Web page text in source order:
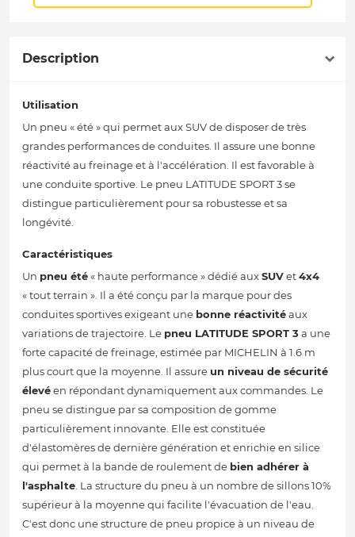
Description
Utilisation
Un pneu « été » qui permet aux SUV de disposer de très
grandes performances de conduites. Il assure une bonne
réactivité au freinage et à l'accélération. Il est favorable à
une conduite sportive. Le pneu LATITUDE SPORT 3 se
distingue particulièrement pour sa robustesse et sa
longévité.
Caractéristiques
Un pneu été« haute performance » dédié auxSUVet4x4
« tout terrain ». Il a été conçu par la marque pour des
conduites sportives exigeant une bonne réactivitéaux
variations de trajectoire. Le pneu LATITUDE SPORT 3a une
forte capacité de freinage, estimée par MICHELIN à 1.6 m
plus court que la moyenne. Il assure un niveau de sécurité
élevéen répondant dynamiquement aux commandes. Le
pneu se distingue par sa composition de gomme
particulièrement innovante. Elle est constituée
d'élastomères de dernière génération et enrichie en silice
qui permet à la bande de roulement de bien adhérer à
l'asphalte. La structure du pneu à un nombre de sillons 10%
supérieur à la moyenne qui facilite l'évacuation de l'eau.
C'est donc une structure de pneu propice à un niveau de